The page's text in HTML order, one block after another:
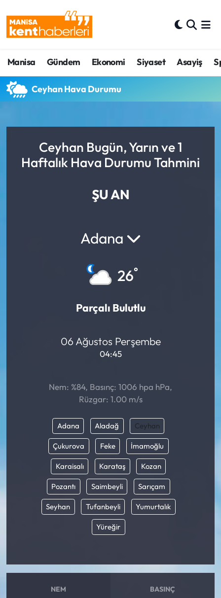
Manisa Gündem Ekonomi Siyaset Asayiş
Ceyhan Hava Durumu
Ceyhan Bugün, Yarın ve 1
Haftalık Hava Durumu Tahmini
ŞU AN
Adana
26°
Parçalı Bulutlu
06 Ağustos Perşembe
04:45
Nem: %84, Basınç: 1006 hpa hPa,
Rüzgar: 1.00 m/s
Adana Aladağ Ceyhan
Çukurova Feke İmamoğlu
Karaisalı Karataş Kozan
Pozantı Saimbeyli Sarıçam
Seyhan Tufanbeyli Yumurtalık
Yüreğir
NEM BASINÇ
Ahmetli Hava Durumu
Ahmetli Trafik Yoğunluk Haritası
Süper Lig Puan Durumu ve Fikstür
Haber Arşivi